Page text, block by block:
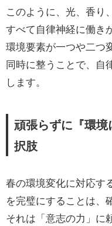
このように、光、香り
すべて自律神経に働き
環境要素が一つや二つ
同時に整うことで、自
します。
頑張らずに『環
択肢
春の環境変化に対応す
を完璧にすることは、
それは「意志の力」に